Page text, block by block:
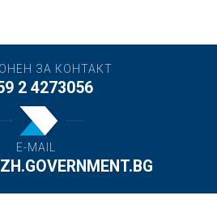
ЗА КОНТАКТ
2 4273056
E-MAIL